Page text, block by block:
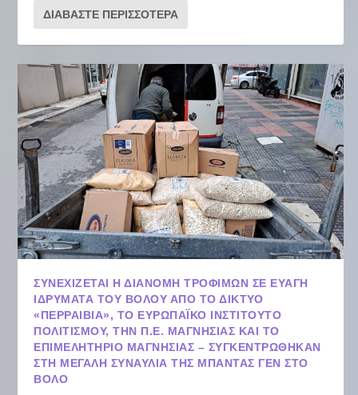
ΔΙΑΒΆΣΤΕ ΠΕΡΙΣΣΌΤΕΡΑ
ΣΥΝΕΧΊΖΕΤΑΙ Η ΔΙΑΝΟΜΉ ΤΡΟΦΊΜΩΝ ΣΕ ΕΥΑΓΉ
ΙΔΡΎΜΑΤΑ ΤΟΥ ΒΌΛΟΥ ΑΠΌ ΤΟ ΔΊΚΤΥΟ
«ΠΕΡΡΑΙΒΊΑ», ΤΟ ΕΥΡΩΠΑΪΚΌ ΙΝΣΤΙΤΟΎΤΟ
ΠΟΛΙΤΙΣΜΟΎ, ΤΗΝ Π.Ε. ΜΑΓΝΗΣΊΑΣ ΚΑΙ ΤΟ
ΕΠΙΜΕΛΗΤΉΡΙΟ ΜΑΓΝΗΣΊΑΣ – ΣΥΓΚΕΝΤΡΏΘΗΚΑΝ
ΣΤΗ ΜΕΓΆΛΗ ΣΥΝΑΥΛΊΑ ΤΗΣ ΜΠΆΝΤΑΣ ΓΕΝ ΣΤΟ
ΒΌΛΟ